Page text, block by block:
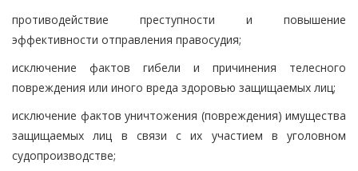
противодействие преступности и повышение
эффективности отправления правосудия;
исключение фактов гибели и причинения телесного
повреждения или иного вреда здоровью защищаемых лиц;
исключение фактов уничтожения (повреждения) имущества
защищаемых лиц в связи с их участием в уголовном
судопроизводстве;